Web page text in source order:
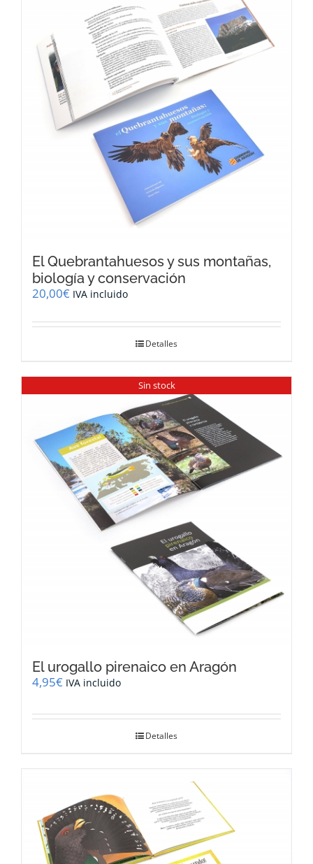
El Quebrantahuesos y sus montañas,
biología y conservación
20,00€ IVA incluido
Detalles
Sin stock
El urogallo pirenaico en Aragón
4,95€ IVA incluido
Detalles